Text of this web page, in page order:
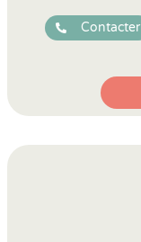
Contacter